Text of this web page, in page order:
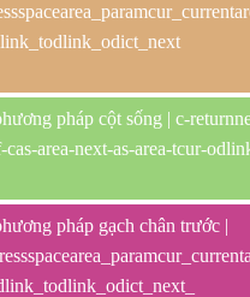
pháp cột sống | c-
area-next-as-area-tcur-
pháp gạch chân trước |